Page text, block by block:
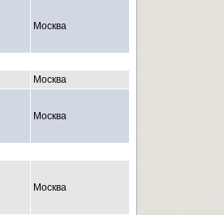
Москва
Москва
Москва
Москва